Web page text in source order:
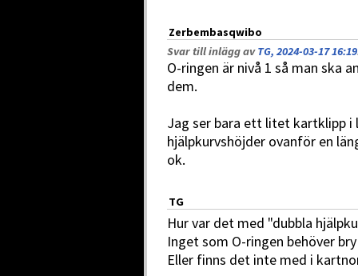
Zerbembasqwibo
Svar till inlägg avTG, 2024-03-17 16:19
O-ringen är nivå 1 så man ska
dem.
Jag ser bara ett litet kartklipp i
hjälpkurvshöjder ovanför en
ok.
TG
Hur var det med "dubbla
Inget som O-ringen behöver
Eller finns det inte med i